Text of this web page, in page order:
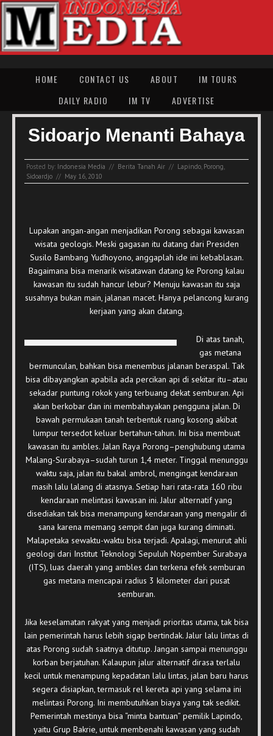
HOME CONTACT US ABOUT
IM TOURS
DAILY RADIO
IM TV ADVERTISE
Sidoarjo Menanti Bahaya
Posted by: Indonesia Media // Berita Tanah Air // Lapindo Porong
Sidoardjo // May 16, 2010
Lupakan angan-angan menjadikan Porong sebagai kawasan
wisata geologis. Meski gagasan itu datang dari Presiden
Susilo Bambang Yudhoyono, anggaplah ide ini kebablasan.
Bagaimana bisa menarik wisatawan datang ke Porong kalau
kawasan itu sudah hancur lebur? Menuju kawasan itu saja
susahnya bukan main, jalanan macet. Hanya pelancong kurang
kerjaan yang akan datang.
Di atas tanah,
gas metana
bermunculan, bahkan bisa menembus jalanan beraspal. Tak
bisa dibayangkan apabila ada percikan api di sekitar itu–atau
sekadar puntung rokok yang terbuang dekat semburan. Api
akan berkobar dan ini membahayakan pengguna jalan. Di
bawah permukaan tanah terbentuk ruang kosong akibat
lumpur tersedot keluar bertahun-tahun. Ini bisa membuat
kawasan itu ambles. Jalan Raya Porong–penghubung utama
Malang-Surabaya–sudah turun 1,4 meter. Tinggal menunggu
waktu saja, jalan itu bakal ambrol, mengingat kendaraan
masih lalu lalang di atasnya. Setiap hari rata-rata 160 ribu
kendaraan melintasi kawasan ini. Jalur alternatif yang
disediakan tak bisa menampung kendaraan yang mengalir di
sana karena memang sempit dan juga kurang diminati.
Malapetaka sewaktu-waktu bisa terjadi. Apalagi, menurut ahli
geologi dari Institut Teknologi Sepuluh Nopember Surabaya
(ITS), luas daerah yang ambles dan terkena efek semburan
gas metana mencapai radius 3 kilometer dari pusat
semburan.
Jika keselamatan rakyat yang menjadi prioritas utama, tak bisa
lain pemerintah harus lebih sigap bertindak. Jalur lalu lintas di
atas Porong sudah saatnya ditutup. Jangan sampai menunggu
korban berjatuhan. Kalaupun jalur alternatif dirasa terlalu
kecil untuk menampung kepadatan lalu lintas, jalan baru harus
segera disiapkan, termasuk rel kereta api yang selama ini
melintasi Porong. Ini membutuhkan biaya yang tak sedikit.
Pemerintah mestinya bisa “minta bantuan” pemilik Lapindo,
yaitu Grup Bakrie, untuk membenahi kawasan yang sudah